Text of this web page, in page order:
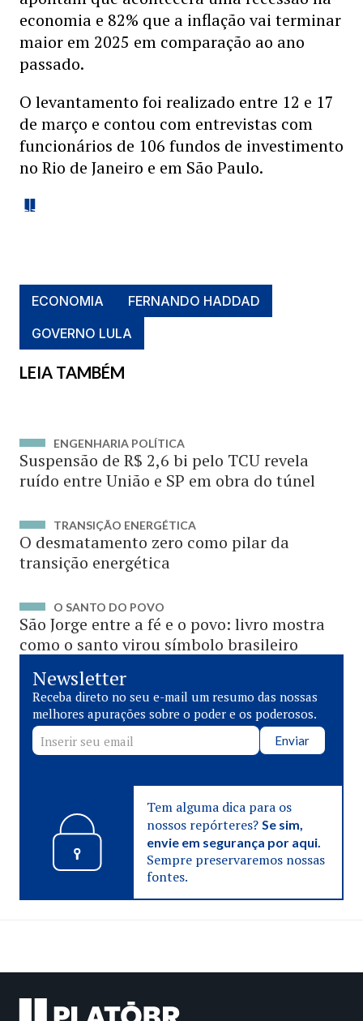
economia e 82% que a inflação vai terminar
maior em 2025 em comparação ao ano
passado.
O levantamento foi realizado entre 12 e 17
de março e contou com entrevistas com
funcionários de 106 fundos de investimento
no Rio de Janeiro e em São Paulo.
ECONOMIA
FERNANDO HADDAD
GOVERNO LULA
LEIA TAMBÉM
ENGENHARIA POLÍTICA
Suspensão de R$ 2,6 bi pelo TCU revela
ruído entre União e SP em obra do túnel
TRANSIÇÃO ENERGÉTICA
O desmatamento zero como pilar da
transição energética
O SANTO DO POVO
São Jorge entre a fé e o povo: livro mostra
como o santo virou símbolo brasileiro
Newsletter
Receba direto no seu e-mail um resumo das nossas
melhores apurações sobre o poder e os poderosos.
Enviar
Tem alguma dica para os
nossos repórteres? Se sim,
envie em segurança por aqui.
Sempre preservaremos nossas
fontes.